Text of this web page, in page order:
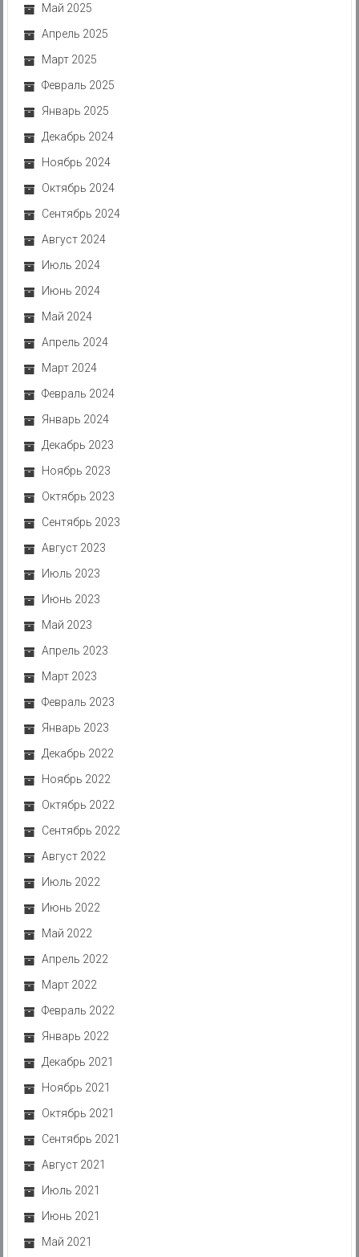
Май 2025
Апрель 2025
Март 2025
Февраль 2025
Январь 2025
Декабрь 2024
Ноябрь 2024
Октябрь 2024
Сентябрь 2024
Август 2024
Июль 2024
Июнь 2024
Май 2024
Апрель 2024
Март 2024
Февраль 2024
Январь 2024
Декабрь 2023
Ноябрь 2023
Октябрь 2023
Сентябрь 2023
Август 2023
Июль 2023
Июнь 2023
Май 2023
Апрель 2023
Март 2023
Февраль 2023
Январь 2023
Декабрь 2022
Ноябрь 2022
Октябрь 2022
Сентябрь 2022
Август 2022
Июль 2022
Июнь 2022
Май 2022
Апрель 2022
Март 2022
Февраль 2022
Январь 2022
Декабрь 2021
Ноябрь 2021
Октябрь 2021
Сентябрь 2021
Август 2021
Июль 2021
Июнь 2021
Май 2021